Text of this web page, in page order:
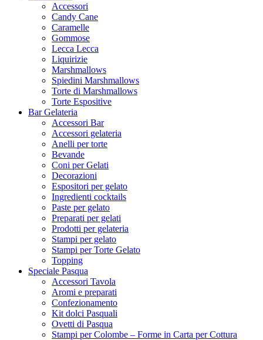
Accessori
Candy Cane
Caramelle
Gommose
Lecca Lecca
Liquirizie
Marshmallows
Spiedini Marshmallows
Torte di Marshmallows
Torte Espositive
Bar Gelateria
Accessori Bar
Accessori gelateria
Anelli per torte
Bevande
Coni per Gelati
Decorazioni
Espositori per gelato
Ingredienti cocktails
Paste per gelato
Preparati per gelati
Prodotti per gelateria
Stampi per gelato
Stampi per Torte Gelato
Topping
Speciale Pasqua
Accessori Tavola
Aromi e preparati
Confezionamento
Kit dolci Pasquali
Ovetti di Pasqua
Stampi per Colombe – Forme in Carta per Cottura